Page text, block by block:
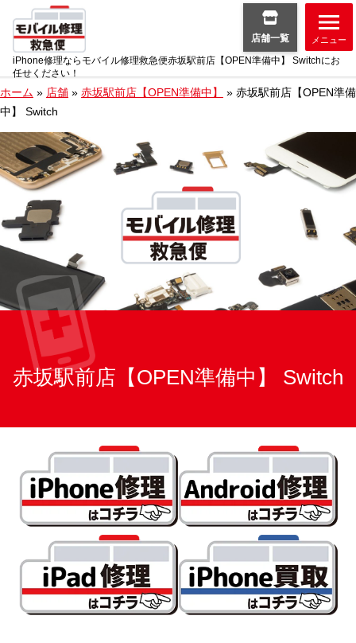
iPhone修理ならモバイル修理救急便赤坂駅前店【OPEN準備中】 Switchにお
任せください！
店舗一覧 メニュー
ホーム » 店舗 » 赤坂駅前店【OPEN準備中】 » 赤坂駅前店【OPEN準備
中】 Switch
赤坂駅前店【OPEN準備中】 Switch